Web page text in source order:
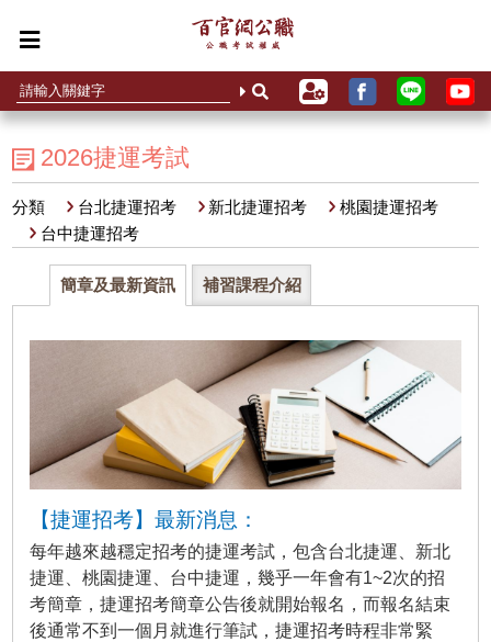
2026捷運考試
分類 台北捷運招考 新北捷運招考
桃園捷運招考
台中捷運招考
簡章及最新資訊 補習課程介紹
【捷運招考】最新消息：
每年越來越穩定招考的捷運考試，包含台北捷運、新北
捷運、桃園捷運、台中捷運，幾乎一年會有1~2次的招
考簡章，捷運招考簡章公告後就開始報名，而報名結束
後通常不到一個月就進行筆試，捷運招考時程非常緊